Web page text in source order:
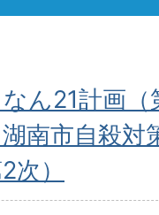
ん21計画（
南市自殺対
次）